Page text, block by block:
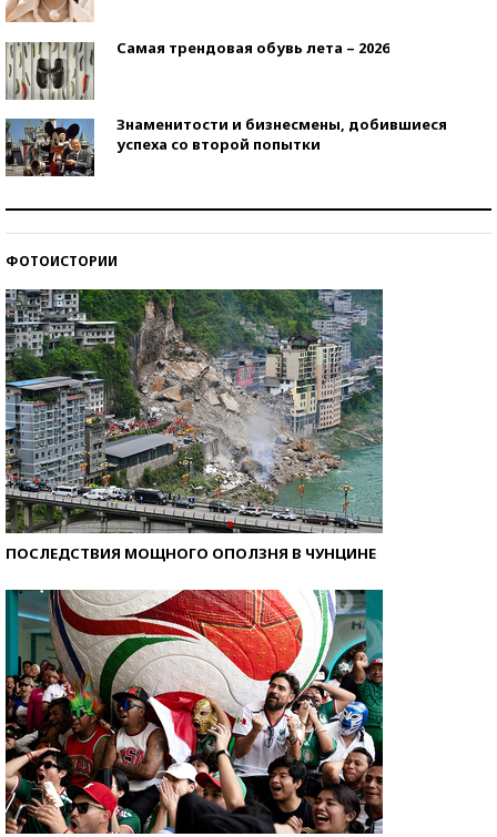
Самая трендовая обувь лета – 2026
Знаменитости и бизнесмены, добившиеся
успеха со второй попытки
ФОТОИСТОРИИ
ПОСЛЕДСТВИЯ МОЩНОГО ОПОЛЗНЯ В ЧУНЦИНЕ